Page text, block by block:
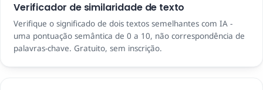
Verificador de similaridade de texto
Verifique o significado de dois textos semelhantes com IA -
uma pontuação semântica de 0 a 10, não correspondência de
palavras-chave. Gratuito, sem inscrição.